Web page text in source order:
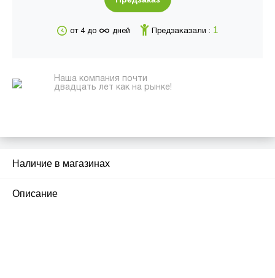
от 4 до ∞ дней Предзаказали : 1
Наша компания почти
двадцать лет как на рынке!
Наличие в магазинах
Описание